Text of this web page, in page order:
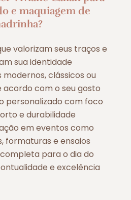
e maquiagem de
valorizam seus traços e
sua identidade
modernos, clássicos ou
acordo com o seu gosto
personalizado com foco
e durabilidade
em eventos como
formaturas e ensaios
para o dia do
e excelência